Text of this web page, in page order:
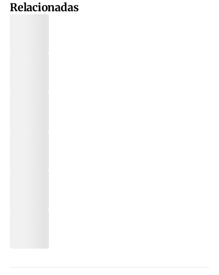
Relacionadas